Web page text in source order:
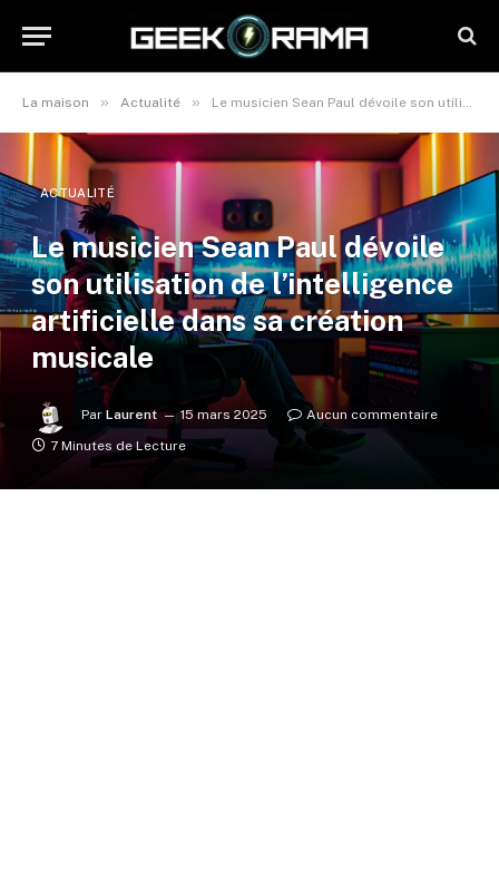
La maison » Actualité » Le musicien Sean Paul dévoile son utilisation de l’intelligence artificielle dans sa création musicale
ACTUALITÉ
Le musicien Sean Paul dévoile
son utilisation de l’intelligence
artificielle dans sa création
musicale
Par Laurent 15 mars 2025
Aucun commentaire
7 Minutes de Lecture